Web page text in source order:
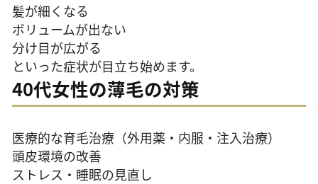
髪が細くなる
ボリュームが出ない
分け目が広がる
といった症状が目立ち始めます。
40代女性の薄毛の対策
医療的な育毛治療（外用薬・内服・注入治療）
頭皮環境の改善
ストレス・睡眠の見直し